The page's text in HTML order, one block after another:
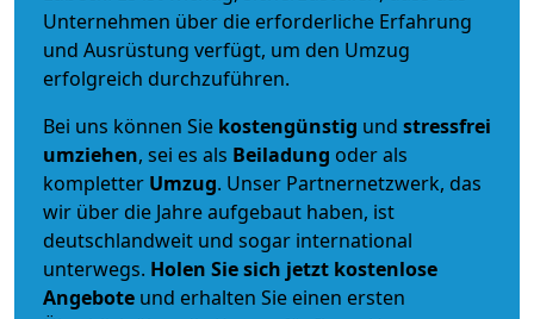
Unternehmen über die erforderliche Erfahrung
und Ausrüstung verfügt, um den Umzug
erfolgreich durchzuführen.
Bei uns können Sie kostengünstig und stressfrei
umziehen, sei es als Beiladung oder als
kompletter Umzug. Unser Partnernetzwerk, das
wir über die Jahre aufgebaut haben, ist
deutschlandweit und sogar international
unterwegs. Holen Sie sich jetzt kostenlose
Angebote und erhalten Sie einen ersten